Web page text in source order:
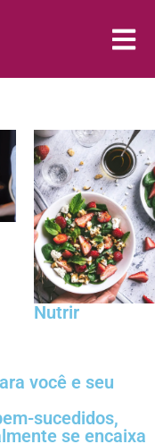
Nutrir
você e seu
sucedidos,
se encaixa